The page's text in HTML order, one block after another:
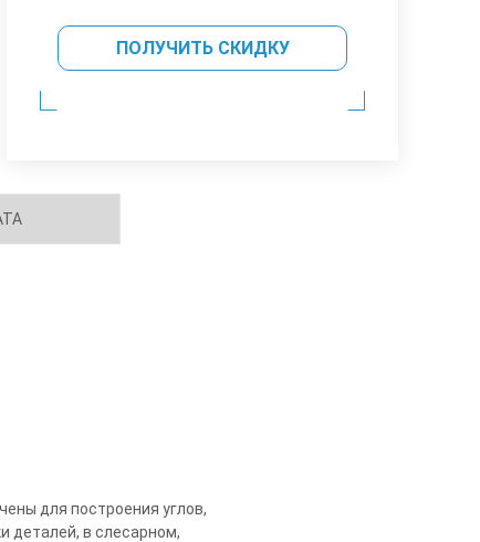
ПОЛУЧИТЬ СКИДКУ
для построения углов,
деталей, в слесарном,